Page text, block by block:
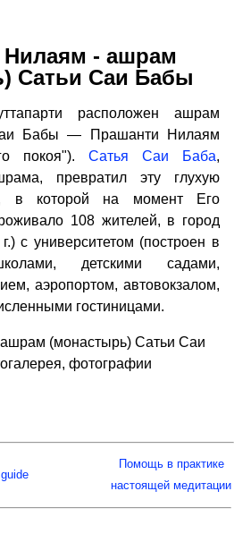
- ашрам
Сатьи Саи Бабы
расположен ашрам
Бабы — Прашанти Нилаям
покоя"). Сатья Саи Баба,
превратил эту глухую
в которой на момент Его
108 жителей, в город
с университетом (построен в
детскими садами,
аэропортом, автовокзалом,
гостиницами.
(монастырь) Сатьи Саи
фотографии
Помощь в практике
настоящей медитации